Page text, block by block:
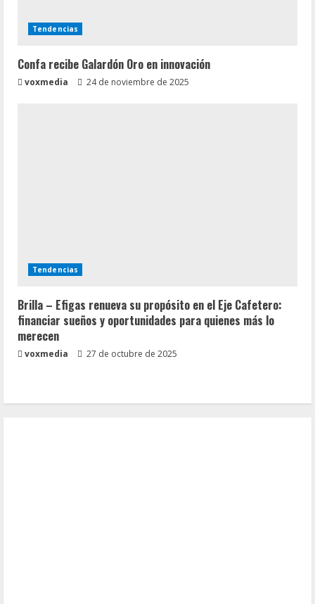
Tendencias
Confa recibe Galardón Oro en innovación
voxmedia 24 de noviembre de 2025
Tendencias
Brilla – Efigas renueva su propósito en el Eje Cafetero:
financiar sueños y oportunidades para quienes más lo
merecen
voxmedia 27 de octubre de 2025